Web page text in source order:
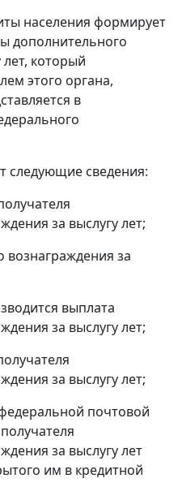
населения формирует
дополнительного
который
этого органа,
в
следующие сведения:
за выслугу лет;
вознаграждения за
выплата
за выслугу лет;
за выслугу лет;
почтовой
за выслугу лет
им в кредитной